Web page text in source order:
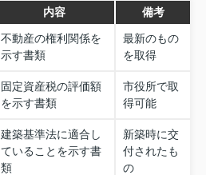
内容 備考
不動産の権利関係を
示す書類
最新のもの
を取得
固定資産税の評価額
を示す書類
市役所で取
得可能
建築基準法に適合し
ていることを示す書
類
新築時に交
付されたも
の